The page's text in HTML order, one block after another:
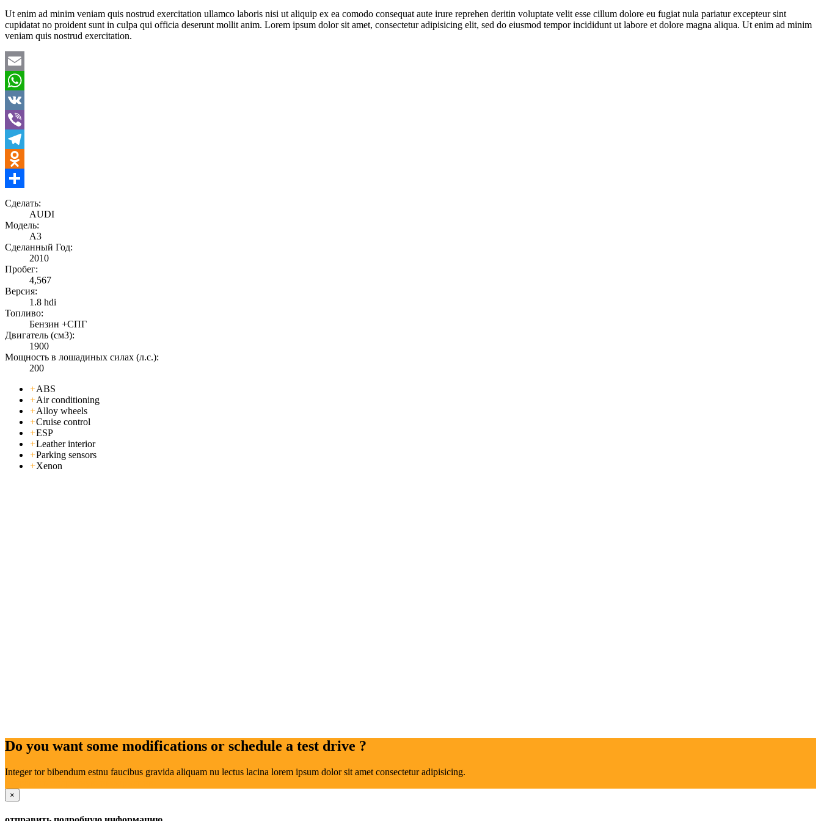
Ut enim ad minim veniam quis nostrud exercitation ullamco laboris nisi ut aliquip ex ea comodo consequat aute irure reprehen deritin voluptate velit esse cillum dolore eu fugiat nula pariatur excepteur sint
cupidatat no proident sunt in culpa qui officia deserunt mollit anim. Lorem ipsum dolor sit amet, consectetur adipisicing elit, sed do eiusmod tempor incididunt ut labore et dolore magna aliqua. Ut enim ad minim
veniam quis nostrud exercitation.
Email
WhatsApp
VK
Viber
Telegram
Odnoklassniki
Отправить
Сделать:
AUDI
Модель:
A3
Сделанный Год:
2010
Пробег:
4,567
Версия:
1.8 hdi
Топливо:
Бензин +СПГ
Двигатель (см3):
1900
Мощность в лошадиных силах (л.с.):
200
+ABS
+Air conditioning
+Alloy wheels
+Cruise control
+ESP
+Leather interior
+Parking sensors
+Xenon
Do you want some modifications or schedule a test drive ?
Integer tor bibendum estnu faucibus gravida aliquam nu lectus lacina lorem ipsum dolor sit amet consectetur adipisicing.
×